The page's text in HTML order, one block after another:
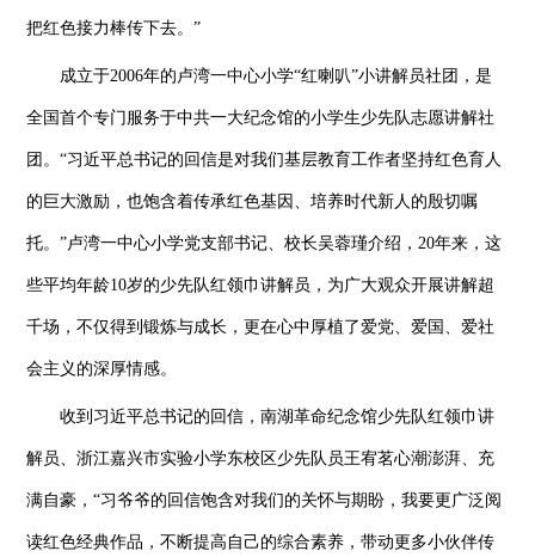
把红色接力棒传下去。”
成立于2006年的卢湾一中心小学“红喇叭”小讲解员社团，是
全国首个专门服务于中共一大纪念馆的小学生少先队志愿讲解社
团。“习近平总书记的回信是对我们基层教育工作者坚持红色育人
的巨大激励，也饱含着传承红色基因、培养时代新人的殷切嘱
托。”卢湾一中心小学党支部书记、校长吴蓉瑾介绍，20年来，这
些平均年龄10岁的少先队红领巾讲解员，为广大观众开展讲解超
千场，不仅得到锻炼与成长，更在心中厚植了爱党、爱国、爱社
会主义的深厚情感。
收到习近平总书记的回信，南湖革命纪念馆少先队红领巾讲
解员、浙江嘉兴市实验小学东校区少先队员王宥茗心潮澎湃、充
满自豪，“习爷爷的回信饱含对我们的关怀与期盼，我要更广泛阅
读红色经典作品，不断提高自己的综合素养，带动更多小伙伴传